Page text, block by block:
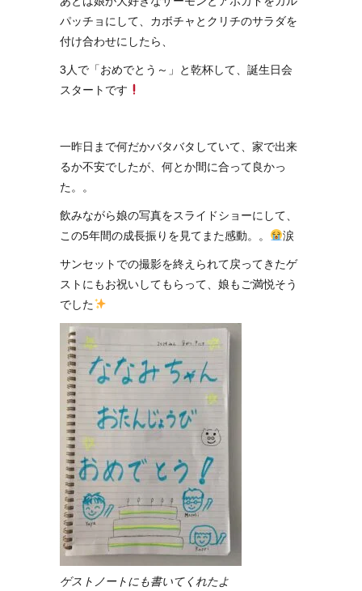
パッチョにして、カボチャとクリチのサラダを
付け合わせにしたら、
3人で「おめでとう～」と乾杯して、誕生日会
スタートです
一昨日まで何だかバタバタしていて、家で出来
るか不安でしたが、何とか間に合って良かっ
た。。
飲みながら娘の写真をスライドショーにして、
この5年間の成長振りを見てまた感動。。
涙
サンセットでの撮影を終えられて戻ってきたゲ
ストにもお祝いしてもらって、娘もご満悦そう
でした
ゲストノートにも書いてくれたよ